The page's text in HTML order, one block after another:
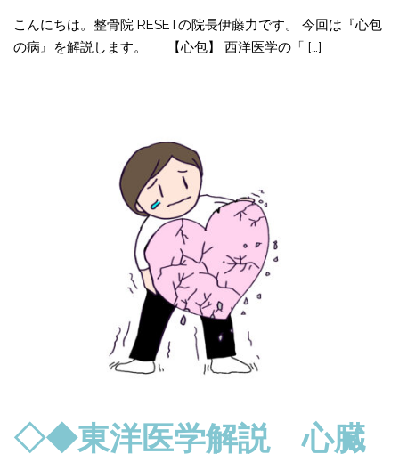
こんにちは。整骨院 RESETの院長伊藤力です。 今回は『心包
の病』を解説します。 【心包】 西洋医学の「 […]
◇◆東洋医学解説 心臓